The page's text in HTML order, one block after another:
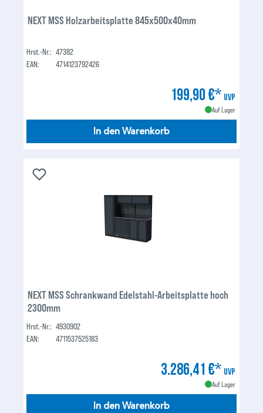
NEXT MSS Holzarbeitsplatte 845x500x40mm
Hrst.-Nr.: 47382
EAN:
4714123792426
199,90 €* UVP
Auf Lager
In den Warenkorb
NEXT MSS Schrankwand Edelstahl-Arbeitsplatte hoch
2300mm
Hrst.-Nr.: 4930902
EAN:
4711537525183
3.286,41 €* UVP
Auf Lager
In den Warenkorb